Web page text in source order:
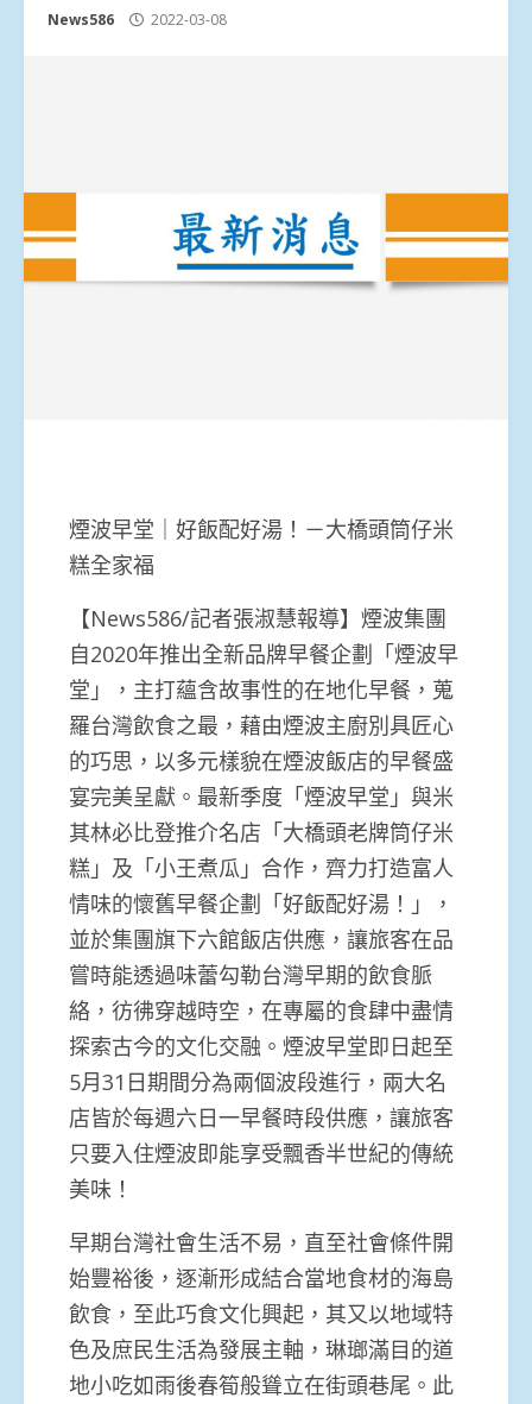
News586 2022-03-08
煙波早堂｜好飯配好湯！－大橋頭筒仔米
糕全家福
【News586/記者張淑慧報導】煙波集團
自2020年推出全新品牌早餐企劃「煙波早
堂」，主打蘊含故事性的在地化早餐，蒐
羅台灣飲食之最，藉由煙波主廚別具匠心
的巧思，以多元樣貌在煙波飯店的早餐盛
宴完美呈獻。最新季度「煙波早堂」與米
其林必比登推介名店「大橋頭老牌筒仔米
糕」及「小王煮瓜」合作，齊力打造富人
情味的懷舊早餐企劃「好飯配好湯！」，
並於集團旗下六館飯店供應，讓旅客在品
嘗時能透過味蕾勾勒台灣早期的飲食脈
絡，彷彿穿越時空，在專屬的食肆中盡情
探索古今的文化交融。煙波早堂即日起至
5月31日期間分為兩個波段進行，兩大名
店皆於每週六日一早餐時段供應，讓旅客
只要入住煙波即能享受飄香半世紀的傳統
美味！
早期台灣社會生活不易，直至社會條件開
始豐裕後，逐漸形成結合當地食材的海島
飲食，至此巧食文化興起，其又以地域特
色及庶民生活為發展主軸，琳瑯滿目的道
地小吃如雨後春筍般聳立在街頭巷尾。此